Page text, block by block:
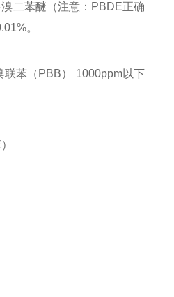
二苯醚（注意：PBDE正确
。
联苯（PBB） 1000ppm以下